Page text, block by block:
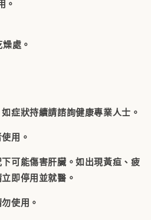
。
處。
症狀持續請諮詢健康專業人士。
用。
可能傷害肝臟。如出現黃疸、疲
即停用並就醫。
使用。